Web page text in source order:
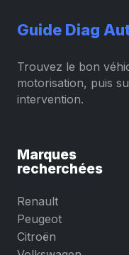
Guide Diag
Trouvez le bon
motorisation, puis
intervention.
Marques
recherchées
Renault
Peugeot
Citroën